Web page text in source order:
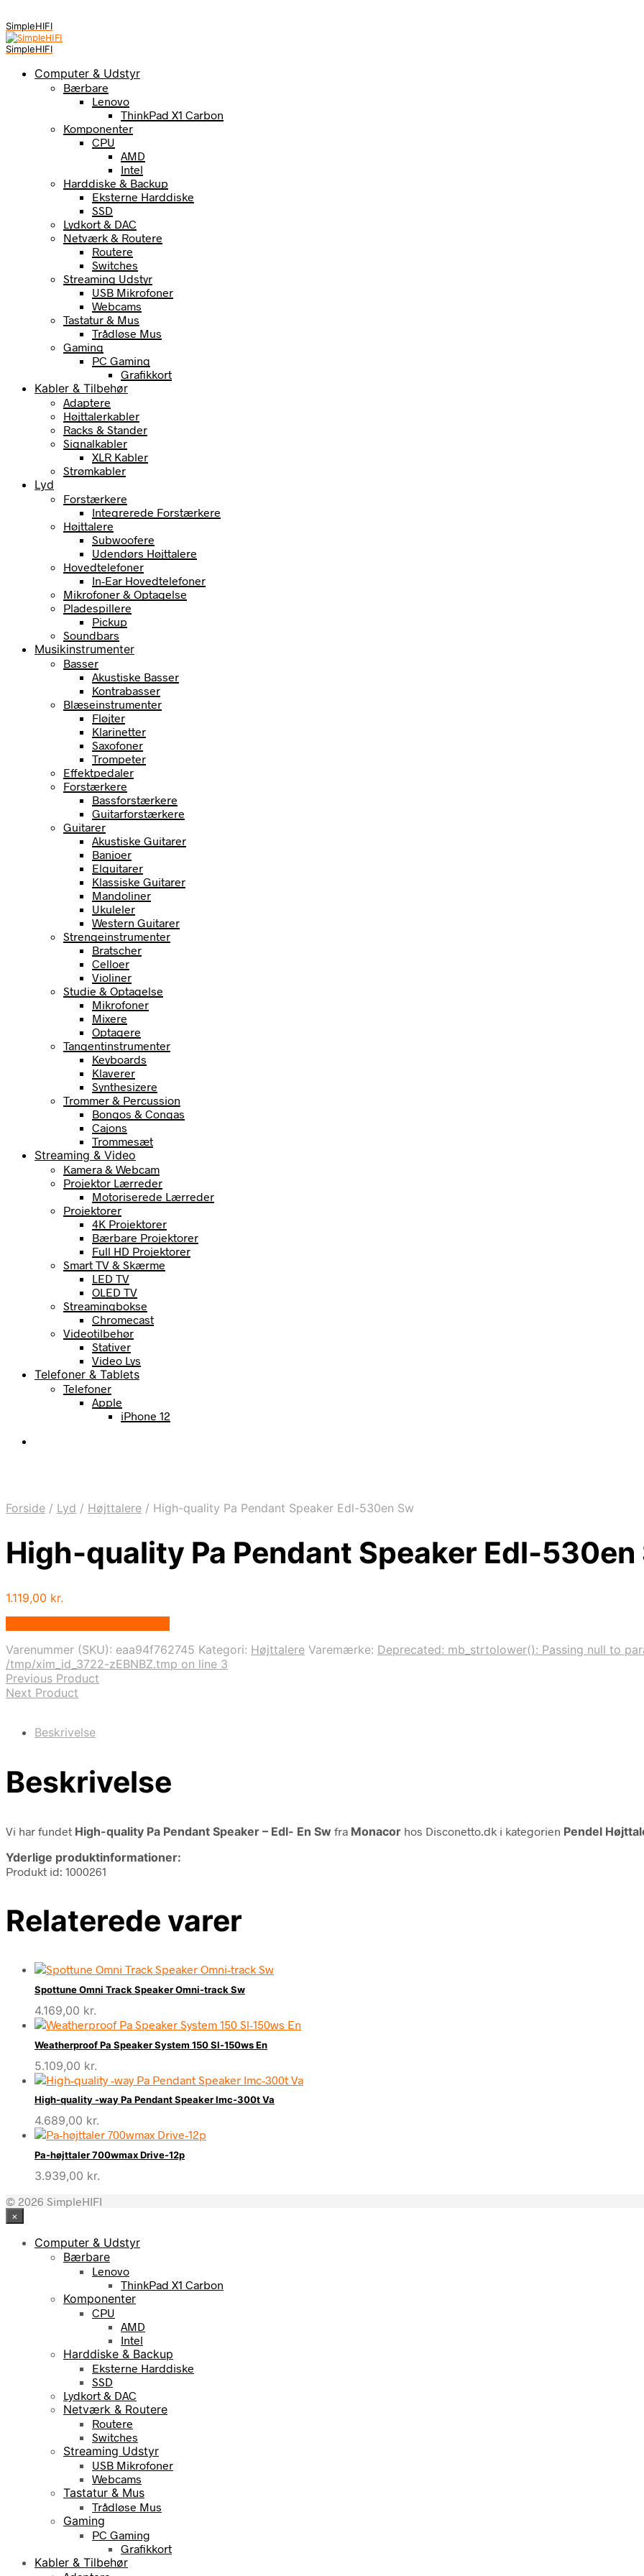
SimpleHIFI
SimpleHIFI
Computer & Udstyr
Bærbare
Lenovo
ThinkPad X1 Carbon
Komponenter
CPU
AMD
Intel
Harddiske & Backup
Eksterne Harddiske
SSD
Lydkort & DAC
Netværk & Routere
Routere
Switches
Streaming Udstyr
USB Mikrofoner
Webcams
Tastatur & Mus
Trådløse Mus
Gaming
PC Gaming
Grafikkort
Kabler & Tilbehør
Adaptere
Højttalerkabler
Racks & Stander
Signalkabler
XLR Kabler
Strømkabler
Lyd
Forstærkere
Integrerede Forstærkere
Højttalere
Subwoofere
Udendørs Højttalere
Hovedtelefoner
In-Ear Hovedtelefoner
Mikrofoner & Optagelse
Pladespillere
Pickup
Soundbars
Musikinstrumenter
Basser
Akustiske Basser
Kontrabasser
Blæseinstrumenter
Fløjter
Klarinetter
Saxofoner
Trompeter
Effektpedaler
Forstærkere
Bassforstærkere
Guitarforstærkere
Guitarer
Akustiske Guitarer
Banjoer
Elguitarer
Klassiske Guitarer
Mandoliner
Ukuleler
Western Guitarer
Strengeinstrumenter
Bratscher
Celloer
Violiner
Studie & Optagelse
Mikrofoner
Mixere
Optagere
Tangentinstrumenter
Keyboards
Klaverer
Synthesizere
Trommer & Percussion
Bongos & Congas
Cajons
Trommesæt
Streaming & Video
Kamera & Webcam
Projektor Lærreder
Motoriserede Lærreder
Projektorer
4K Projektorer
Bærbare Projektorer
Full HD Projektorer
Smart TV & Skærme
LED TV
OLED TV
Streamingbokse
Chromecast
Videotilbehør
Stativer
Video Lys
Telefoner & Tablets
Telefoner
Apple
iPhone 12
Forside / Lyd / Højttalere / High-quality Pa Pendant Speaker Edl-530en Sw
High-quality Pa Pendant Speaker Edl-530en
1.119,00 kr.
Varenummer (SKU): eaa94f762745 Kategori: Højttalere Varemærke: Deprecated: mb_strtolower(): Passing null to
/tmp/xim_id_3722-zEBNBZ.tmp on line 3
Previous Product
Next Product
Beskrivelse
Beskrivelse
Vi har fundet High-quality Pa Pendant Speaker – Edl- En Sw fra Monacor hos Disconetto.dk i kategorien Pendel
Yderlige produktinformationer:
Produkt id: 1000261
Relaterede varer
Spottune Omni Track Speaker Omni-track Sw
4.169,00 kr.
Weatherproof Pa Speaker System 150 Sl-150ws En
5.109,00 kr.
High-quality -way Pa Pendant Speaker Imc-300t Va
4.689,00 kr.
Pa-højttaler 700wmax Drive-12p
3.939,00 kr.
© 2026 SimpleHIFI
×
Computer & Udstyr
Bærbare
Lenovo
ThinkPad X1 Carbon
Komponenter
CPU
AMD
Intel
Harddiske & Backup
Eksterne Harddiske
SSD
Lydkort & DAC
Netværk & Routere
Routere
Switches
Streaming Udstyr
USB Mikrofoner
Webcams
Tastatur & Mus
Trådløse Mus
Gaming
PC Gaming
Grafikkort
Kabler & Tilbehør